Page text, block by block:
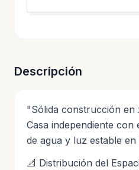
Descripción
"Sólida construcción en
Casa independiente con
de agua y luz estable
📐 Distribución del